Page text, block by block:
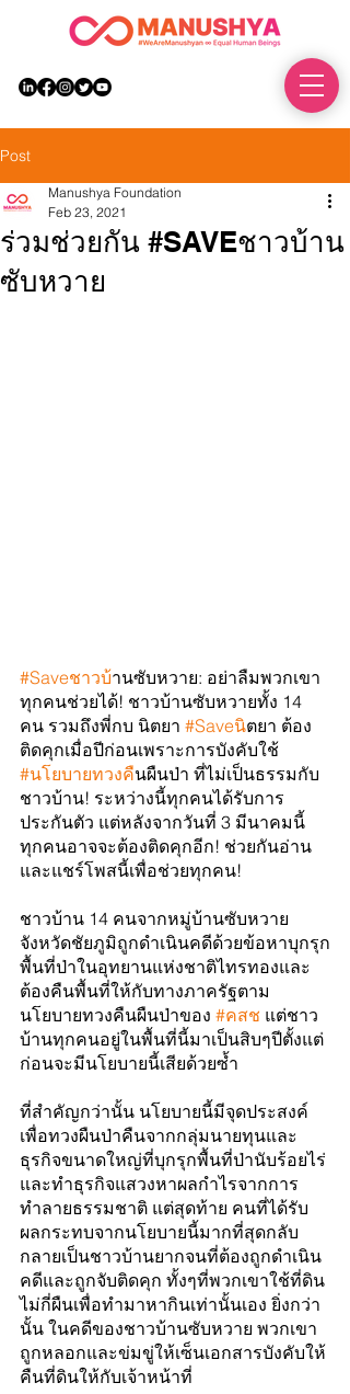
Post
ร่วมช่วยกัน #SAVEชาวบ้าน
ซับหวาย
Manushya Foundation
Feb 23, 2021
#Saveชาวบ้านซับหวาย: อย่าลืมพวกเขา
ทุกคนช่วยได้! ชาวบ้านซับหวายทั้ง 14
คน รวมถึงพี่กบ นิตยา #Saveนิตยา ต้อง
ติดคุกเมื่อปีก่อนเพราะการบังคับใช้
#นโยบายทวงคืนผืนป่า ที่ไม่เป็นธรรมกับ
ชาวบ้าน! ระหว่างนี้ทุกคนได้รับการ
ประกันตัว แต่หลังจากวันที่ 3 มีนาคมนี้
ทุกคนอาจจะต้องติดคุกอีก! ช่วยกันอ่าน
และแชร์โพสนี้เพื่อช่วยทุกคน!
ชาวบ้าน 14 คนจากหมู่บ้านซับหวาย
จังหวัดชัยภูมิถูกดำเนินคดีด้วยข้อหาบุกรุก
พื้นที่ป่าในอุทยานแห่งชาติไทรทองและ
ต้องคืนพื้นที่ให้กับทางภาครัฐตาม
นโยบายทวงคืนผืนป่าของ #คสช แต่ชาว
บ้านทุกคนอยู่ในพื้นที่นี้มาเป็นสิบๆปีตั้งแต่
ก่อนจะมีนโยบายนี้เสียด้วยซ้ำ
ที่สำคัญกว่านั้น นโยบายนี้มีจุดประสงค์
เพื่อทวงผืนป่าคืนจากกลุ่มนายทุนและ
ธุรกิจขนาดใหญ่ที่บุกรุกพื้นที่ป่านับร้อยไร่
และทำธุรกิจแสวงหาผลกำไรจากการ
ทำลายธรรมชาติ แต่สุดท้าย คนที่ได้รับ
ผลกระทบจากนโยบายนี้มากที่สุดกลับ
กลายเป็นชาวบ้านยากจนที่ต้องถูกดำเนิน
คดีและถูกจับติดคุก ทั้งๆที่พวกเขาใช้ที่ดิน
ไม่กี่ผืนเพื่อทำมาหากินเท่านั้นเอง ยิ่งกว่า
นั้น ในคดีของชาวบ้านซับหวาย พวกเขา
ถูกหลอกและข่มขู่ให้เซ็นเอกสารบังคับให้
คืนที่ดินให้กับเจ้าหน้าที่